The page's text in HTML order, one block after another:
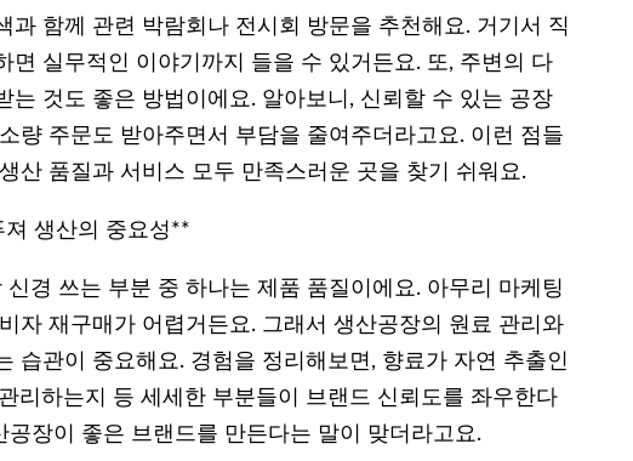
과 함께 관련 박람회나 전시회 방문을 추천해요. 거기서 직
면 실무적인 이야기까지 들을 수 있거든요. 또, 주변의 다
는 것도 좋은 방법이에요. 알아보니, 신뢰할 수 있는 공장
량 주문도 받아주면서 부담을 줄여주더라고요. 이런 점들
산 품질과 서비스 모두 만족스러운 곳을 찾기 쉬워요.
생산의 중요성**
경 쓰는 부분 중 하나는 제품 품질이에요. 아무리 마케팅
자 재구매가 어렵거든요. 그래서 생산공장의 원료 관리와
습관이 중요해요. 경험을 정리해보면, 향료가 자연 추출인
리하는지 등 세세한 부분들이 브랜드 신뢰도를 좌우한다
장이 좋은 브랜드를 만든다는 말이 맞더라고요.